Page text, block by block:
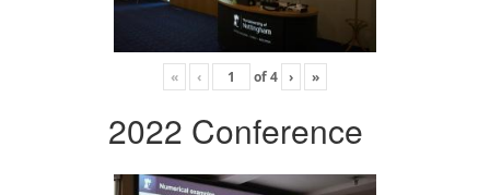
« ‹ of4 › »
2022 Conference